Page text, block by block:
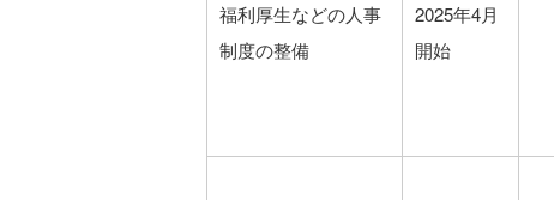
福利厚生などの人事
制度の整備
2025年4月
開始